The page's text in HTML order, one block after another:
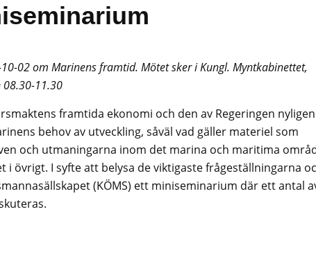
02 om Marinens framtid. Mötet sker i Kungl. Myntkabinettet,
08.30-11.30
framtida ekonomi och den av Regeringen nyligen
behov av utveckling, såväl vad gäller materiel som
och utmaningarna inom det marina och maritima
övrigt. I syfte att belysa de viktigaste frågeställningarna
(KÖMS) ett miniseminarium där ett antal